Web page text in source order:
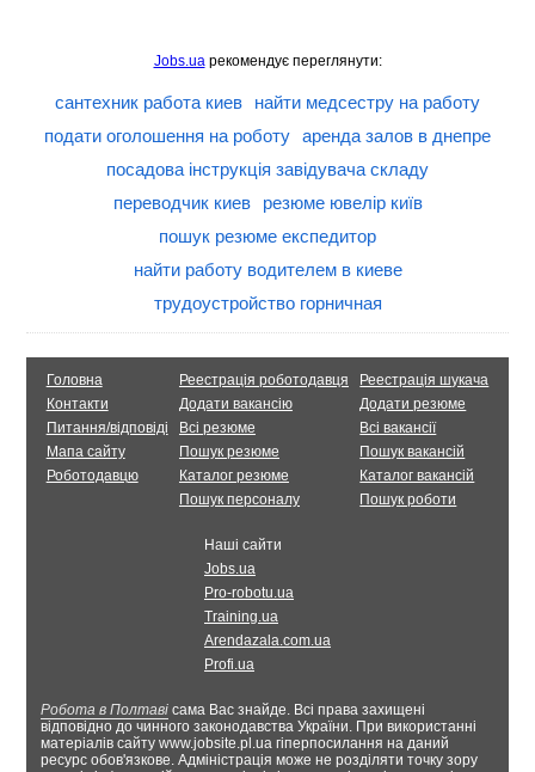
Jobs.uaрекомендує переглянути:
сантехник работа киев
найти медсестру на работу
подати оголошення на роботу аренда залов в днепре
посадова інструкція завідувача складу
переводчик киев
резюме ювелір київ
пошук резюме експедитор
найти работу водителем в киеве
трудоустройство горничная
Головна
Контакти
Питання/відповіді
Мапа сайту
Роботодавцю
Реестрація роботодавця
Додати вакансію
Всі резюме
Пошук резюме
Каталог резюме
Пошук персоналу
Реестрація шукача
Додати резюме
Всі вакансії
Пошук вакансій
Каталог вакансій
Пошук роботи
Наші сайти
Jobs.ua
Pro-robotu.ua
Training.ua
Arendazala.com.ua
Profi.ua
Робота в Полтаві сама Вас знайде. Всі права захищені
відповідно до чинного законодавства України. При використанні
матеріалів сайту www.jobsite.pl.ua гіперпосилання на даний
ресурс обов'язкове. Адміністрація може не розділяти точку зору